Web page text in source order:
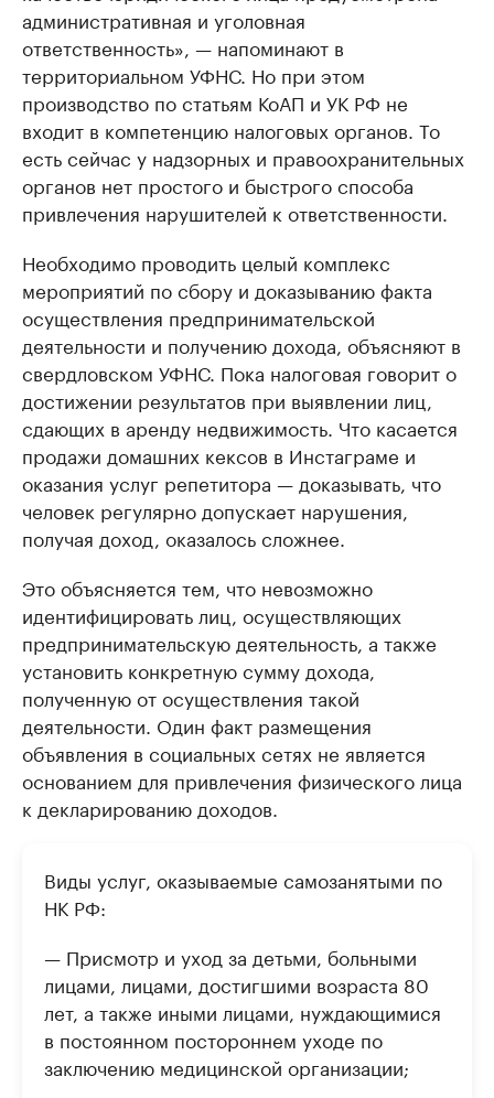
административная и уголовная
ответственность», — напоминают в
территориальном УФНС. Но при этом
производство по статьям КоАП и УК РФ не
входит в компетенцию налоговых органов. То
есть сейчас у надзорных и правоохранительных
органов нет простого и быстрого способа
привлечения нарушителей к ответственности.
Необходимо проводить целый комплекс
мероприятий по сбору и доказыванию факта
осуществления предпринимательской
деятельности и получению дохода, объясняют в
свердловском УФНС. Пока налоговая говорит о
достижении результатов при выявлении лиц,
сдающих в аренду недвижимость. Что касается
продажи домашних кексов в Инстаграме и
оказания услуг репетитора — доказывать, что
человек регулярно допускает нарушения,
получая доход, оказалось сложнее.
Это объясняется тем, что невозможно
идентифицировать лиц, осуществляющих
предпринимательскую деятельность, а также
установить конкретную сумму дохода,
полученную от осуществления такой
деятельности. Один факт размещения
объявления в социальных сетях не является
основанием для привлечения физического лица
к декларированию доходов.
Виды услуг, оказываемые самозанятыми по
НК РФ:
— Присмотр и уход за детьми, больными
лицами, лицами, достигшими возраста 80
лет, а также иными лицами, нуждающимися
в постоянном постороннем уходе по
заключению медицинской организации;